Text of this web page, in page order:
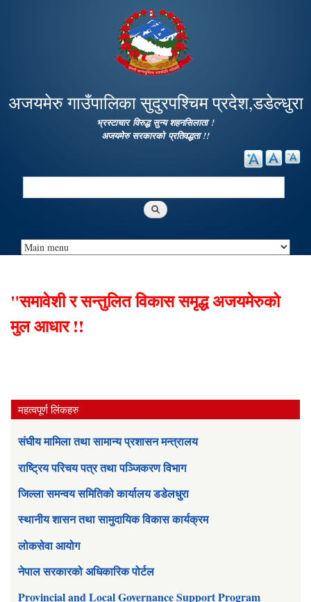
main
content
अजयमेरु गाउँपालिका सुदुरपश्चिम प्रदेश,डडेल्धुरा
भ्रस्टाचार विरुद्ध सुन्य शहनसिलाता !
अजयमेरु सरकारको प्रतिवद्धता !!
Search
"समावेशी र सन्तुलित विकास समृद्ध अजयमेरुको
मुल आधार !!
महत्वपूर्ण लिंकहरु
संघीय मामिला तथा सामान्य प्रशासन मन्त्रालय
राष्ट्रिय परिचय पत्र तथा पञ्जिकरण विभाग
जिल्ला समन्वय समितिको कार्यालय डडेलधुरा
स्थानीय शासन तथा सामुदायिक विकास कार्यक्रम
लोकसेवा आयोग
नेपाल सरकारको अधिकारिक पोर्टल
Provincial and Local Governance Support Program